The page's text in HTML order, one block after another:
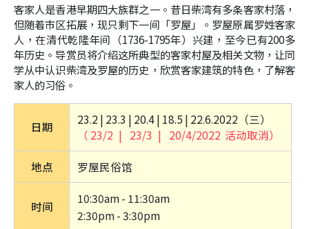
客家人是香港早期四大族群之一。昔日柴湾有多条客家村落，
但随着市区拓展，现只剩下一间「罗屋」。罗屋原属罗姓客家
人，在清代乾隆年间（1736-1795年）兴建，至今已有200多
年历史。导赏员将介绍这所典型的客家村屋及相关文物，让同
学从中认识柴湾及罗屋的历史，欣赏客家建筑的特色，了解客
家人的习俗。
日期
23.2 | 23.3 | 20.4 | 18.5 | 22.6.2022（三）
地点 罗屋民俗馆
时间
10:30am - 11:30am
2:30pm - 3:30pm